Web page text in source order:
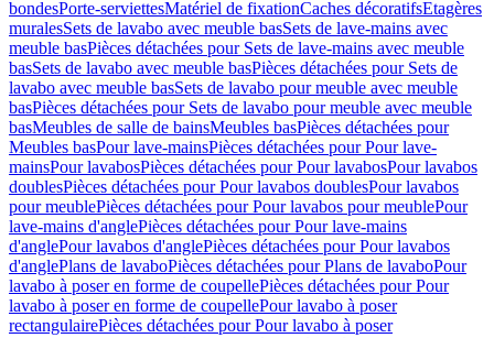
bondesPorte-serviettesMatériel de fixationCaches décoratifsEtagères
muralesSets de lavabo avec meuble basSets de lave-mains avec
meuble basPièces détachées pour Sets de lave-mains avec meuble
basSets de lavabo avec meuble basPièces détachées pour Sets de
lavabo avec meuble basSets de lavabo pour meuble avec meuble
basPièces détachées pour Sets de lavabo pour meuble avec meuble
basMeubles de salle de bainsMeubles basPièces détachées pour
Meubles basPour lave-mainsPièces détachées pour Pour lave-
mainsPour lavabosPièces détachées pour Pour lavabosPour lavabos
doublesPièces détachées pour Pour lavabos doublesPour lavabos
pour meublePièces détachées pour Pour lavabos pour meublePour
lave-mains d'anglePièces détachées pour Pour lave-mains
d'anglePour lavabos d'anglePièces détachées pour Pour lavabos
d'anglePlans de lavaboPièces détachées pour Plans de lavaboPour
lavabo à poser en forme de coupellePièces détachées pour Pour
lavabo à poser en forme de coupellePour lavabo à poser
rectangulairePièces détachées pour Pour lavabo à poser